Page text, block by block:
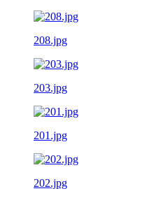
208.jpg
203.jpg
201.jpg
202.jpg